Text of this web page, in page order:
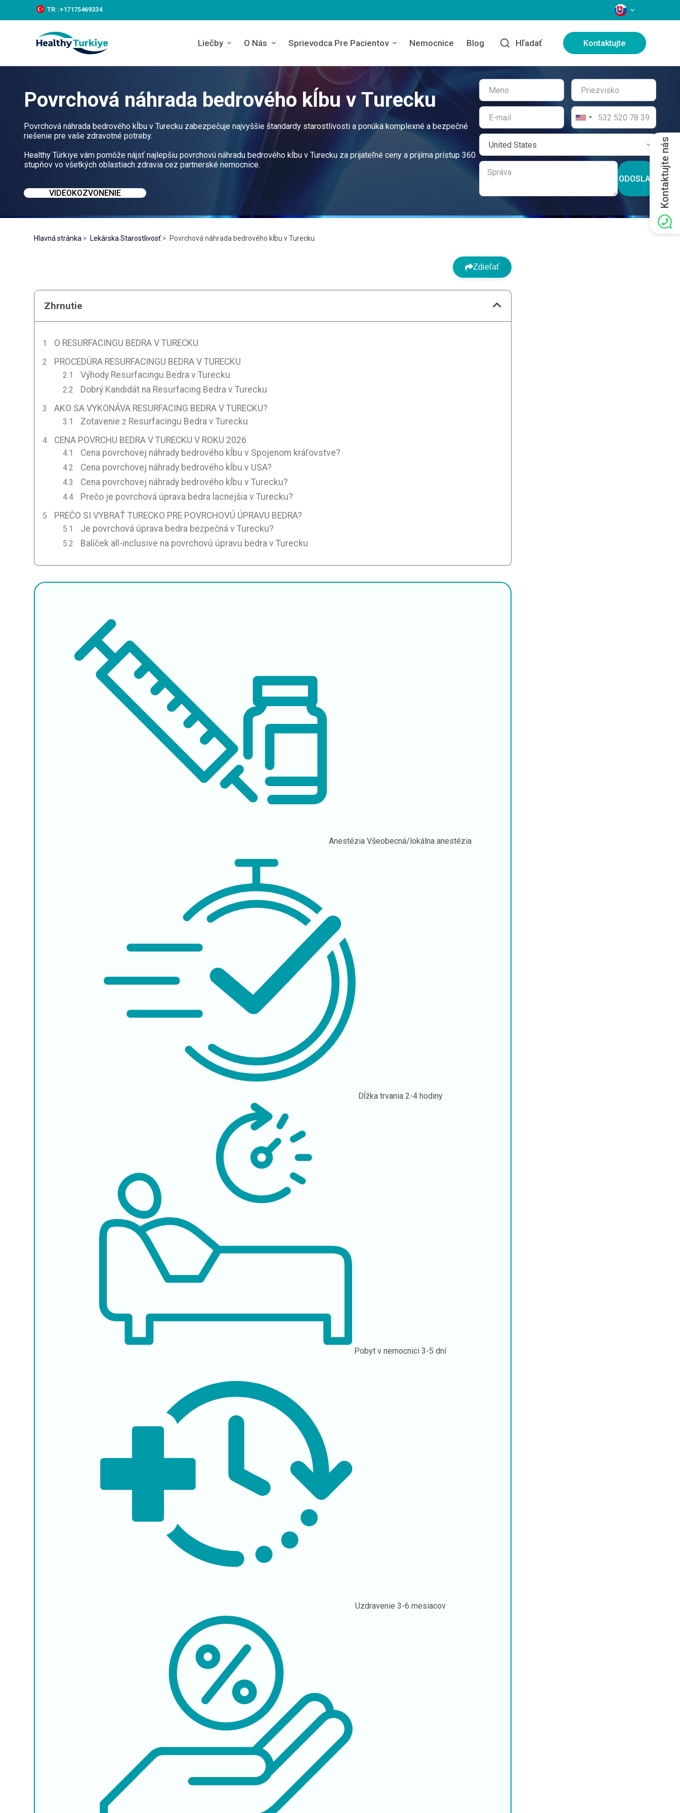
k
c
TR: :+‪17175469334‬ JAZYKY
Liečby O Nás Sprievodca Pre Pacientov Nemocnice Blog Hľadať Kontaktujte
Povrchová náhrada bedrového kĺbu v Turecku
Povrchová náhrada bedrového kĺbu v Turecku zabezpečuje najvyššie štandardy starostlivosti a ponúka komplexné a bezpečné
riešenie pre vaše zdravotné potreby.
Healthy Türkiye vám pomôže nájsť najlepšiu povrchovú náhradu bedrového kĺbu v Turecku za prijateľné ceny a prijíma prístup 360
stupňov vo všetkých oblastiach zdravia cez partnerské nemocnice.
VIDEOKOZVONENIE
ODOSLAŤ
Hlavná stránka Lekárska Starostlivosť Povrchová náhrada bedrového kĺbu v Turecku
Zdieľať
Zhrnutie
O RESURFACINGU BEDRA V TURECKU
PROCEDÚRA RESURFACINGU BEDRA V TURECKU
Výhody Resurfacingu Bedra v Turecku
Dobrý Kandidát na Resurfacing Bedra v Turecku
AKO SA VYKONÁVA RESURFACING BEDRA V TURECKU?
Zotavenie z Resurfacingu Bedra v Turecku
CENA POVRCHU BEDRA V TURECKU V ROKU 2026
Cena povrchovej náhrady bedrového kĺbu v Spojenom kráľovstve?
Cena povrchovej náhrady bedrového kĺbu v USA?
Cena povrchovej náhrady bedrového kĺbu v Turecku?
Prečo je povrchová úprava bedra lacnejšia v Turecku?
PREČO SI VYBRAŤ TURECKO PRE POVRCHOVÚ ÚPRAVU BEDRA?
Je povrchová úprava bedra bezpečná v Turecku?
Balíček all-inclusive na povrchovú úpravu bedra v Turecku
AnestéziaVšeobecná/lokálna anestézia
Dĺžka trvania 2-4 hodiny
Pobyt v nemocnici3-5 dní
Uzdravenie 3-6 mesiacov
Kontaktujte nás